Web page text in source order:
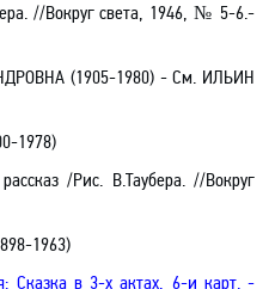
//Вокруг света, 1946, № 5-6.-
(1905-1980) - См. ИЛЬИН
1978)
/Рис. В.Таубера. //Вокруг
1963)
Сказка в 3-х актах, 6-и карт. -